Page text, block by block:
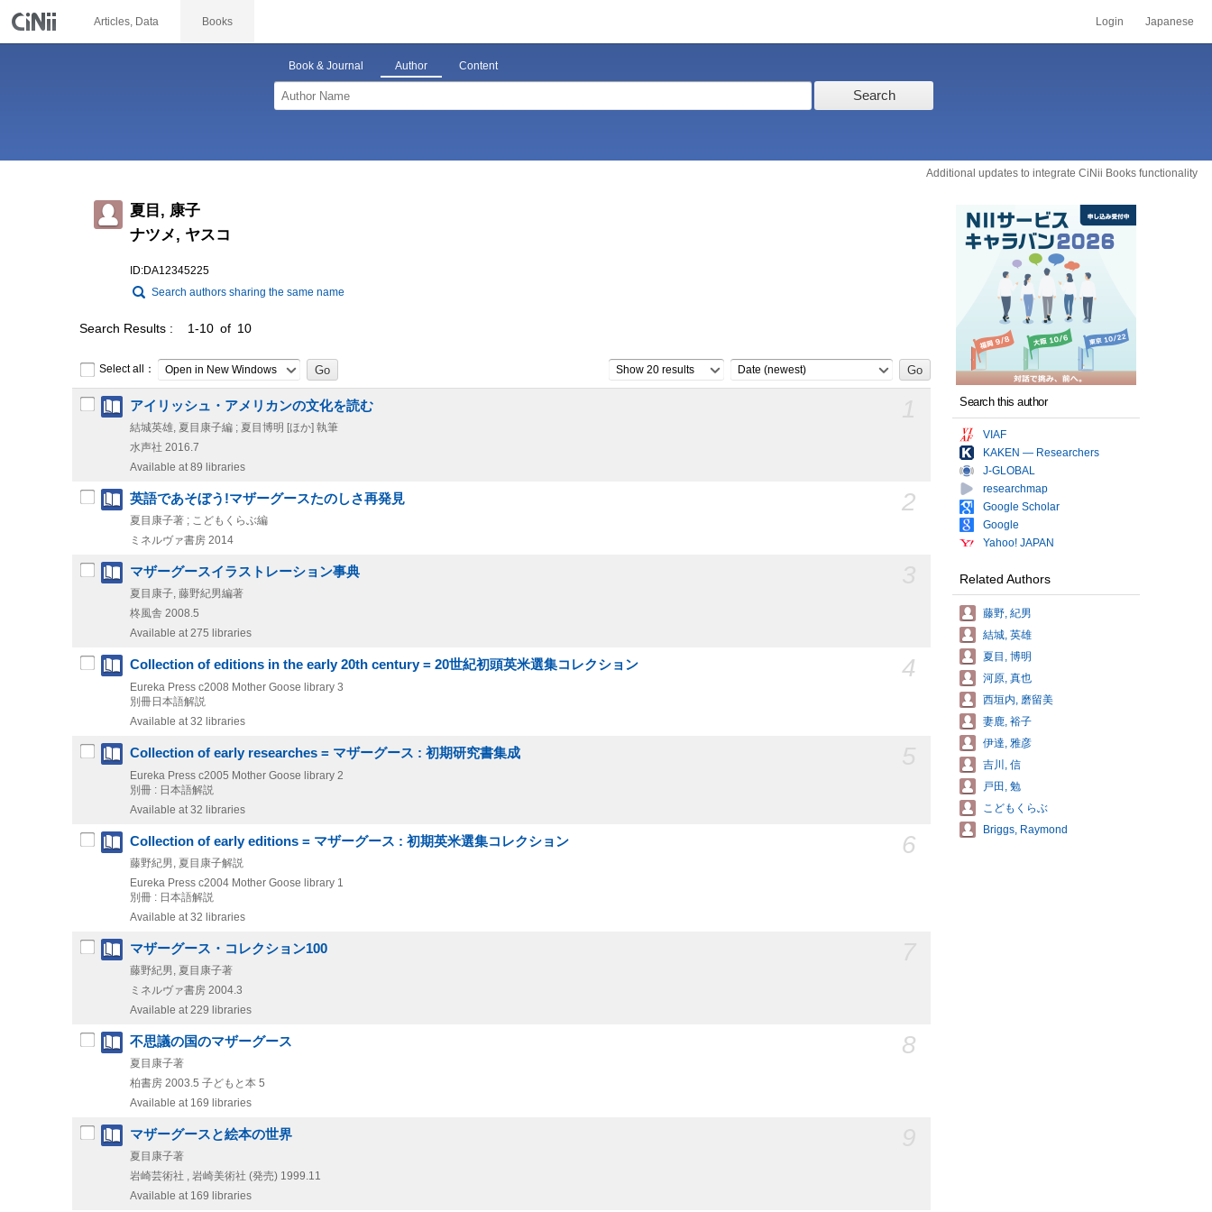
Articles, Data Books Login Japanese
Book & Journal Author Content
Search
Additional updates to integrate CiNii Books functionality
夏目, 康子
ナツメ, ヤスコ
ID:DA12345225
Search authors sharing the same name
Search Results 1-10 of 10
Select all： Open in New Windows Show 20 results Date (newest)
アイリッシュ・アメリカンの文化を読む
結城英雄, 夏目康子編 ; 夏目博明 [ほか] 執筆
水声社 2016.7
Available at 89 libraries
2
英語であそぼう!マザーグースたのしさ再発見
夏目康子著 ; こどもくらぶ編
ミネルヴァ書房 2014
マザーグースイラストレーション事典
夏目康子, 藤野紀男編著
柊風舎 2008.5
Available at 275 libraries
4
Collection of editions in the early 20th century = 20世紀初頭英米選集コレクション
Eureka Press c2008 Mother Goose library 3
別冊日本語解説
Available at 32 libraries
Collection of early researches = マザーグース : 初期研究書集成
Eureka Press c2005 Mother Goose library 2
別冊 : 日本語解説
Available at 32 libraries
6
Collection of early editions = マザーグース : 初期英米選集コレクション
藤野紀男, 夏目康子解説
Eureka Press c2004 Mother Goose library 1
別冊 : 日本語解説
Available at 32 libraries
マザーグース・コレクション100
藤野紀男, 夏目康子著
ミネルヴァ書房 2004.3
Available at 229 libraries
8
不思議の国のマザーグース
夏目康子著
柏書房 2003.5 子どもと本 5
Available at 169 libraries
マザーグースと絵本の世界
夏目康子著
岩崎芸術社 , 岩崎美術社 (発売) 1999.11
Available at 169 libraries
Search this author
VIAF
KAKEN — Researchers
J-GLOBAL
researchmap
Google Scholar
Google
Yahoo! JAPAN
Related Authors
藤野, 紀男
結城, 英雄
夏目, 博明
河原, 真也
西垣内, 磨留美
妻鹿, 裕子
伊達, 雅彦
吉川, 信
戸田, 勉
こどもくらぶ
Briggs, Raymond